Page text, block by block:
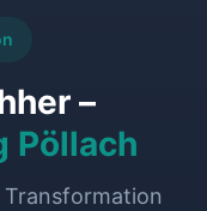
–
Pöllach
Transformation